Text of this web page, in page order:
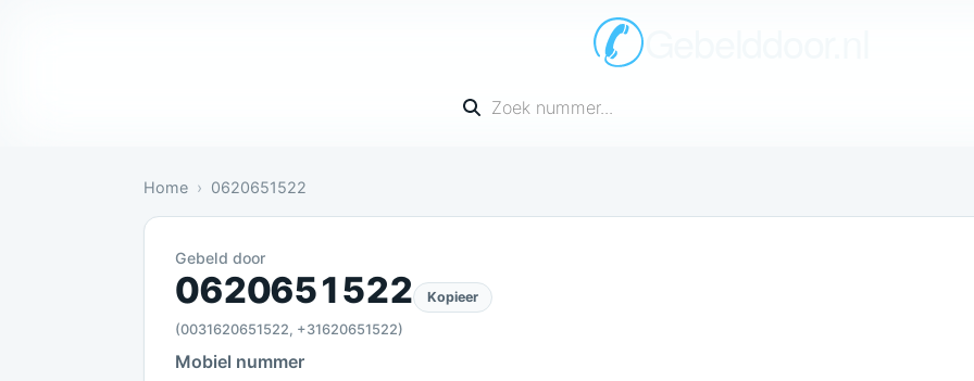
Vul een telefoonnummer in
Home 0620651522
Gevaarlijk: 1 melding bevestigt dit
Gebeld door
0620651522
(0031620651522, +31620651522)
Kopieer
Mobiel nummer